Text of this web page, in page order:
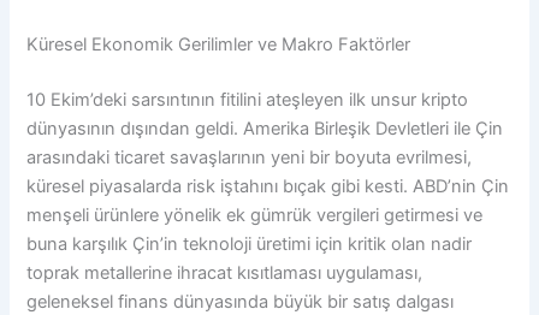
Küresel Ekonomik Gerilimler ve Makro Faktörler
10 Ekim’deki sarsıntının fitilini ateşleyen ilk unsur kripto
dünyasının dışından geldi. Amerika Birleşik Devletleri ile Çin
arasındaki ticaret savaşlarının yeni bir boyuta evrilmesi,
küresel piyasalarda risk iştahını bıçak gibi kesti. ABD’nin Çin
menşeli ürünlere yönelik ek gümrük vergileri getirmesi ve
buna karşılık Çin’in teknoloji üretimi için kritik olan nadir
toprak metallerine ihracat kısıtlaması uygulaması,
geleneksel finans dünyasında büyük bir satış dalgası